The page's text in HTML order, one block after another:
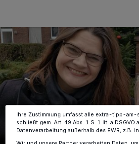
Kennungen auf Ihrem Gerät zu. Durch
Tracking-Technologien für die unter „Wir und
verarbeiten Daten, um Ihnen Dienste
Zwecke. Wenn Tracker deaktiviert sind, sind
Anzeigen möglicherweise nicht mehr so
dieses Menü jederzeit wieder aufrufen, um
ändern oder Ihre Einwilligung zu widerrufen,
Einstellungen oder Ablehnen am unteren
Ihre Einstellungen gelten innerhalb unseres
Informationen finden Sie in unserer
Ihre Zustimmung umfasst alle extra-tipp-
schließt gem. Art. 49 Abs. 1 S. 1 lit. a DSGVO
Datenverarbeitung außerhalb des EWR, z.B.